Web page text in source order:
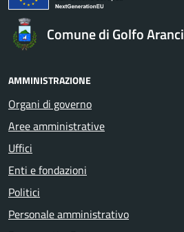
Comune di Golfo Aranci
AMMINISTRAZIONE
Organi di governo
Aree amministrative
Uffici
Enti e fondazioni
Politici
Personale amministrativo